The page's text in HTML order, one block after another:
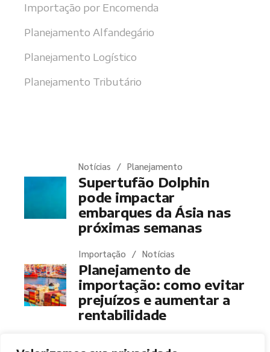
Importação por Encomenda
Planejamento Alfandegário
Planejamento Logístico
Planejamento Tributário
Notícias Planejamento
Supertufão Dolphin
pode impactar
embarques da Ásia nas
próximas semanas
Importação Notícias
Planejamento de
importação: como evitar
prejuízos e aumentar a
rentabilidade